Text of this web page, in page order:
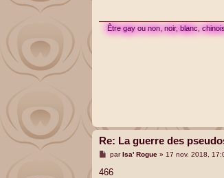
Être gay ou non, noir, blanc,
Re: La guerre des
M
s
parIsa' Rogue » 17 nov. 2018,
466